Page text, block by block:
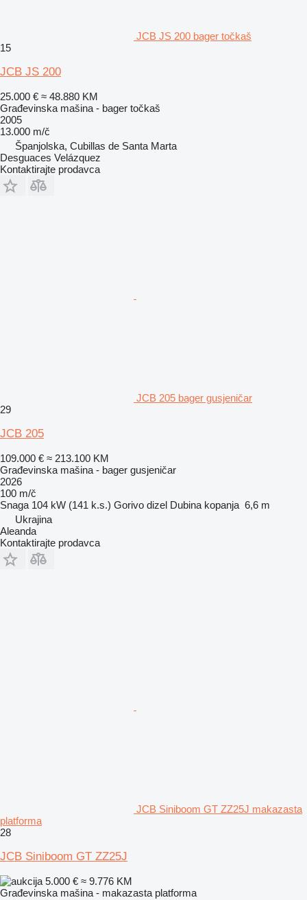
JCB JS 200 bager točkaš
15
JCB JS 200
25.000 € ≈ 48.880 KM
Građevinska mašina - bager točkaš
2005
13.000 m/č
Španjolska, Cubillas de Santa Marta
Desguaces Velázquez
Kontaktirajte prodavca
JCB 205 bager gusjeničar
29
JCB 205
109.000 € ≈ 213.100 KM
Građevinska mašina - bager gusjeničar
2026
100 m/č
Snaga 104 kW (141 k.s.) Gorivo dizel Dubina kopanja 6,6 m
Ukrajina
Aleanda
Kontaktirajte prodavca
JCB Siniboom GT ZZ25J makazasta
platforma
28
JCB Siniboom GT ZZ25J
5.000 € ≈ 9.776 KM
Građevinska mašina - makazasta platforma